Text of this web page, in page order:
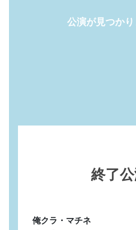
公演が見つかり
終了
俺クラ・マチネ